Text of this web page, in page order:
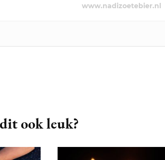
www.nadizoetebier.nl
ook leuk?